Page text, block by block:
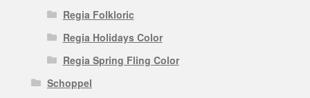
Regia Folkloric
Regia Holidays Color
Regia Spring Fling Color
Schoppel